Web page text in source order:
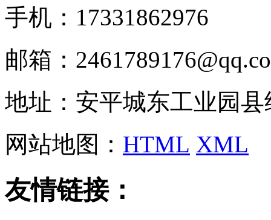
手机：17331862976
邮箱：
地址：安平城东工业园县
网站地图： HTML XML
友情链接：